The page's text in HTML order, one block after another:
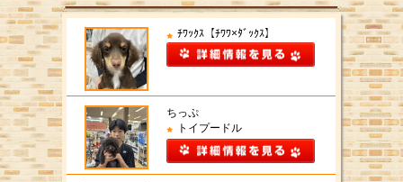
ﾁﾜｯｸｽ【ﾁﾜﾜ×ﾀﾞｯｸｽ】
ちっぷ
トイプードル